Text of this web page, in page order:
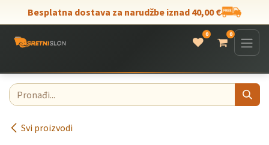
Skip to Content
Besplatna dostava za narudžbe iznad 40,00 €
0 0
Svi proizvodi